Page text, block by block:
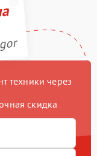
техники через
скидка